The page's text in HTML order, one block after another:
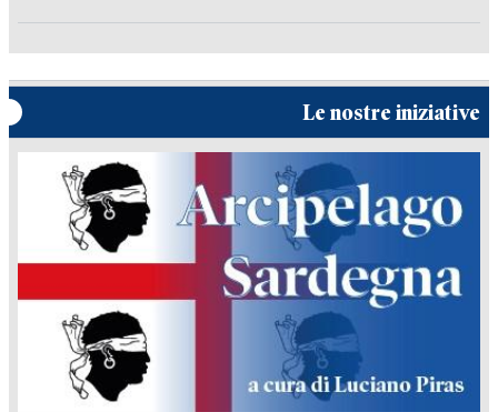
Le nostre iniziative